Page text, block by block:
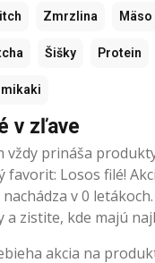
Zmrzlina Mäso
Šišky Protein
v zľave
vždy prináša
favorit: Losos filé!
v 0
a zistite, kde majú
akcia na